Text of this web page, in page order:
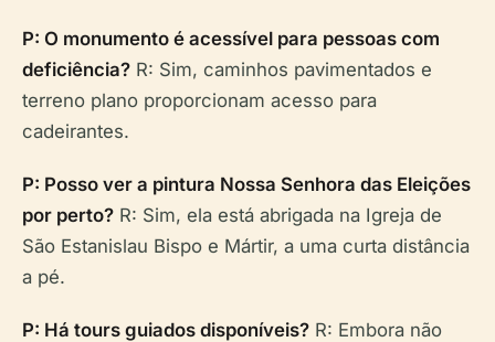
P: O monumento é acessível para pessoas com
deficiência? R: Sim, caminhos pavimentados e
terreno plano proporcionam acesso para
cadeirantes.
P: Posso ver a pintura Nossa Senhora das Eleições
por perto? R: Sim, ela está abrigada na Igreja de
São Estanislau Bispo e Mártir, a uma curta distância
a pé.
P: Há tours guiados disponíveis? R: Embora não